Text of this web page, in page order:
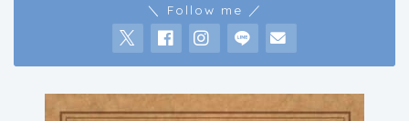
＼ Follow me ／